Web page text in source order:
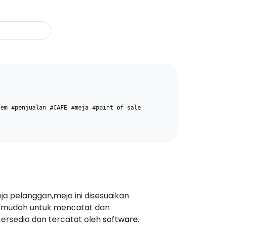
#penjualan #CAFE #meja #point of sale
pelanggan,meja ini disesuaikan
untuk mencatat dan
dan tercatat olehsoftware.